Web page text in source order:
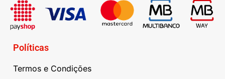
Políticas
Termos e Condições